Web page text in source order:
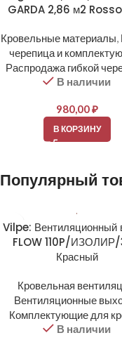
GARDA 2,86 м2
Кровельные материалы,
черепица и
Распродажа гибкой
В наличии
980,00₽
В КОРЗИНУ
Популярный
Vilpe: Вентиляционный
FLOW 110P/
Красный
Кровельная
Вентиляционные
Комплектующие для
В наличии